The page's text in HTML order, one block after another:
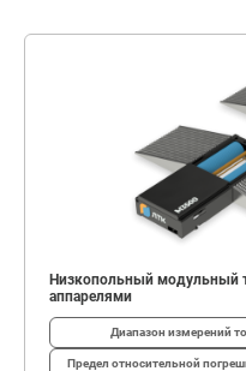
Низкопольный модульный
аппарелями
Диапазон измерений
Предел относительной